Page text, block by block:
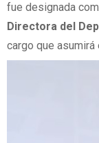
fue designada
Directora del
cargo que asumirá